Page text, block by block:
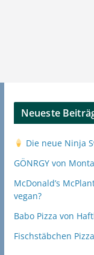
Neueste
Die neue Ninja
GÖNRGY von
McDonald’s
vegan?
Babo Pizza von
Fischstäbchen